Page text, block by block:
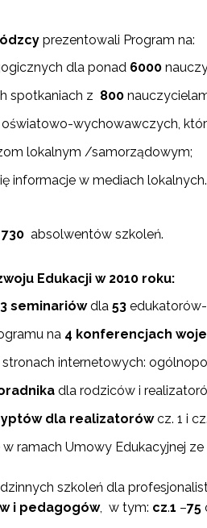
prezentowali Program na:
dla ponad 6000
spotkaniach z 800
wychowawczych,
lokalnym /samorządowym;
informacje w mediach lokalnych.
730 absolwentów szkoleń.
Edukacji w 2010 roku:
3 seminariówdla 53
na 4 konferencjach
internetowych:
dla rodziców i
dla realizatorówcz. 1 i
ramach Umowy Edukacyjnej
szkoleń dla
i pedagogów, w tym: cz.1 –75